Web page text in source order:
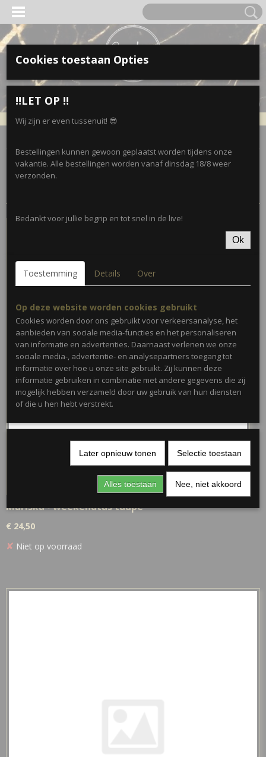
(0)
Sorteer op:
Mariska • weekendtas taupe
€ 24,50
✘ Niet op voorraad
Cookies toestaan Opties
‼️LET OP ‼️
Wij zijn er even tussenuit! 😎
Bestellingen kunnen gewoon geplaatst worden tijdens onze
vakantie. Alle bestellingen worden vanaf dinsdag 18/8 weer
verzonden.
Bedankt voor jullie begrip en tot snel in de live!
Ok
Toestemming Details Over
Op deze website worden cookies gebruikt
Cookies worden door ons gebruikt voor verkeersanalyse, het
aanbieden van sociale media-functies en het personaliseren
van informatie en advertenties. Daarnaast verlenen we onze
sociale media-, advertentie- en analysepartners toegang tot
informatie over hoe u onze site gebruikt. Zij kunnen deze
informatie gebruiken in combinatie met andere gegevens die zij
mogelijk hebben verzameld door uw gebruik van hun diensten
of die u hen hebt verstrekt.
Later opnieuw tonen Selectie toestaan
Alles toestaan Nee, niet akkoord